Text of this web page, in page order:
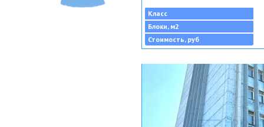
Класс
Блоки, м2
Стоимость, руб